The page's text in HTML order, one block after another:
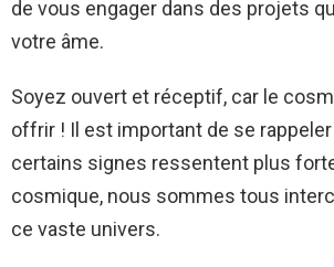
de vous engager dans des projets
votre âme.
Soyez ouvert et réceptif, car le
offrir ! Il est important de se
certains signes ressentent plus
cosmique, nous sommes tous
ce vaste univers.